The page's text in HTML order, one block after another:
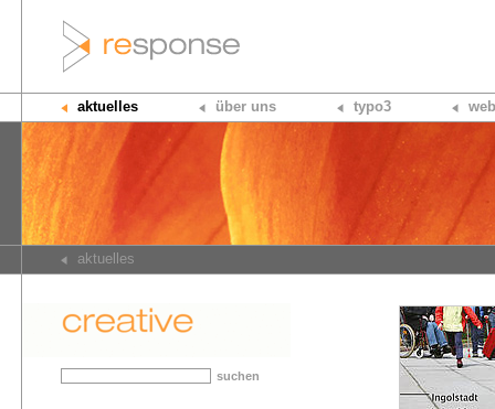
aktuelles über uns typo3
aktuelles
suchen